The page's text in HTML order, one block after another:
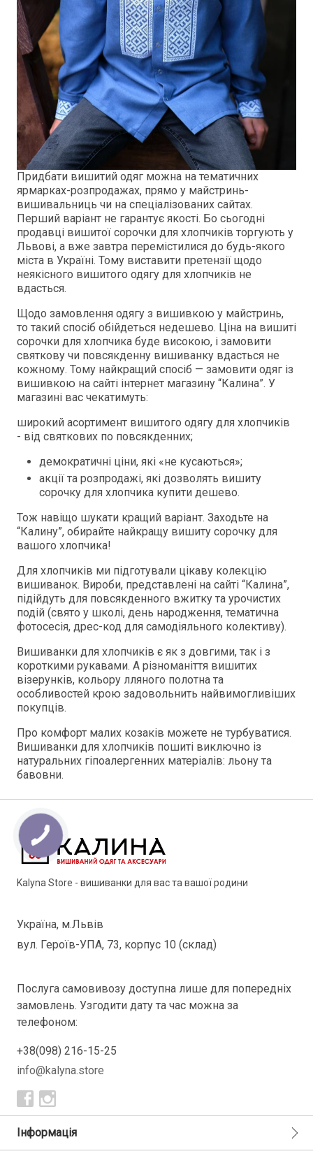
Придбати вишитий одяг можна на тематичних
ярмарках-розпродажах, прямо у майстринь-
вишивальниць чи на спеціалізованих сайтах.
Перший варіант не гарантує якості. Бо сьогодні
продавці вишитої сорочки для хлопчиків торгують у
Львові, а вже завтра перемістилися до будь-якого
міста в Україні. Тому виставити претензії щодо
неякісного вишитого одягу для хлопчиків не
вдасться.
Щодо замовлення одягу з вишивкою у майстринь,
то такий спосіб обійдеться недешево. Ціна на вишиті
сорочки для хлопчика буде високою, і замовити
святкову чи повсякденну вишиванку вдасться не
кожному. Тому найкращий спосіб — замовити одяг із
вишивкою на сайті інтернет магазину “Калина”. У
магазині вас чекатимуть:
широкий асортимент вишитого одягу для хлопчиків
- від святкових по повсякденних;
демократичні ціни, які «не кусаються»;
акції та розпродажі, які дозволять вишиту
сорочку для хлопчика купити дешево.
Тож навіщо шукати кращий варіант. Заходьте на
“Калину”, обирайте найкращу вишиту сорочку для
вашого хлопчика!
Для хлопчиків ми підготували цікаву колекцію
вишиванок. Вироби, представлені на сайті “Калина”,
підійдуть для повсякденного вжитку та урочистих
подій (свято у школі, день народження, тематична
фотосесія, дрес-код для самодіяльного колективу).
Вишиванки для хлопчиків є як з довгими, так і з
короткими рукавами. А різноманіття вишитих
візерунків, кольору лляного полотна та
особливостей крою задовольнить найвимогливіших
покупців.
Про комфорт малих козаків можете не турбуватися.
Вишиванки для хлопчиків пошиті виключно із
натуральних гіпоалергенних матеріалів: льону та
бавовни.
Kalyna Store - вишиванки для вас та вашої родини
Україна, м.Львів
вул. Героїв-УПА, 73, корпус 10 (склад)
Послуга самовивозу доступна лише для попередніх
замовлень. Узгодити дату та час можна за
телефоном:
+38(098) 216-15-25
info@kalyna.store
Інформація